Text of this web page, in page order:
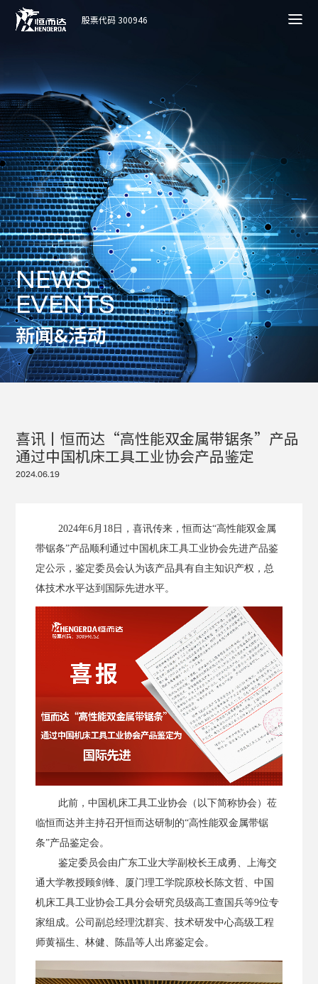
股票代码 300946
新闻&活动
NEWS
EVENTS
喜讯丨恒而达“高性能双金属带锯条”产品
通过中国机床工具工业协会产品鉴定
2024.06.19
2024年6月 18日，喜讯传来，恒而达“高性能双金属
带锯条”产品顺利通过中国机床工具工业协会先进产品鉴
定公示，鉴定委员会认为该产品具有自主知识产权，总
体技术水平达到国际先进水平。
此前，中国机床工具工业协会（以下简称协会）莅
临恒而达并主持召开恒而达研制的“高性能双金属带锯
条”产品鉴定会。
鉴定委员会由广东工业大学副校长王成勇、上海交
通大学教授顾剑锋、厦门理工学院原校长陈文哲、中国
机床工具工业协会工具分会研究员级高工查国兵等9位专
家组成。公司副总经理沈群宾、技术研发中心高级工程
师黄福生、林健、陈晶等人出席鉴定会。